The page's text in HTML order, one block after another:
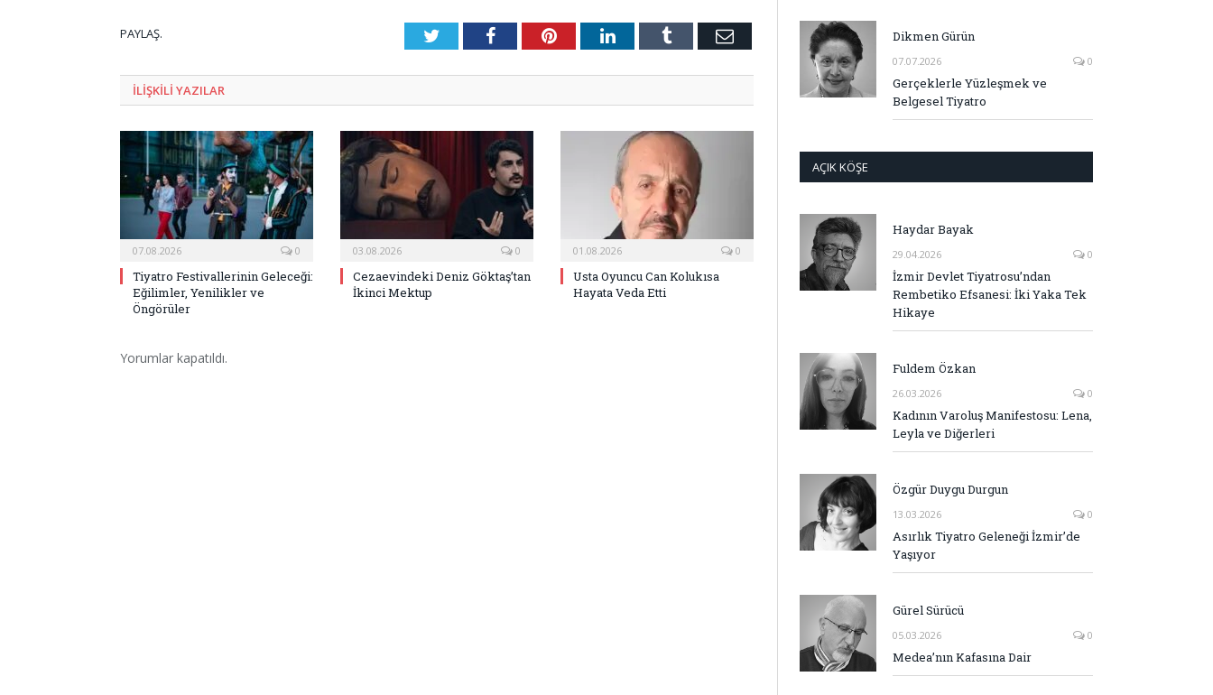
PAYLAŞ. TwitterFacebookPinterestLinkedInTumblr E-
ILIŞKILI YAZILAR
07.08.2026 0
Tiyatro Festivallerinin Geleceği:
Eğilimler, Yenilikler ve
Öngörüler
03.08.2026 0
Cezaevindeki Deniz Göktaş’tan
İkinci Mektup
01.08.2026 0
Usta Oyuncu Can Kolukısa
Hayata Veda Etti
Yorumlar kapatıldı.
Dikmen Gürün
07.07.2026 0
Gerçeklerle Yüzleşmek ve
Belgesel Tiyatro
AÇIK KÖŞE
Haydar Bayak
29.04.2026 0
İzmir Devlet Tiyatrosu’ndan
Rembetiko Efsanesi: İki Yaka Tek
Hikaye
Fuldem Özkan
26.03.2026 0
Kadının Varoluş Manifestosu: Lena,
Leyla ve Diğerleri
Özgür Duygu Durgun
13.03.2026 0
Asırlık Tiyatro Geleneği İzmir’de
Yaşıyor
Gürel Sürücü
05.03.2026 0
Medea’nın Kafasına Dair